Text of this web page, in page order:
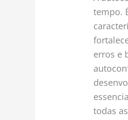
tempo.
erros e
todas